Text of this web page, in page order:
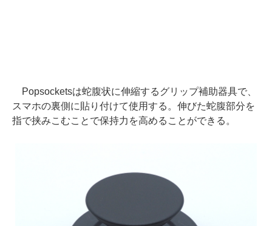
Popsocketsは蛇腹状に伸縮するグリップ補助器具で、
スマホの裏側に貼り付けて使用する。伸びた蛇腹部分を
指で挟みこむことで保持力を高めることができる。